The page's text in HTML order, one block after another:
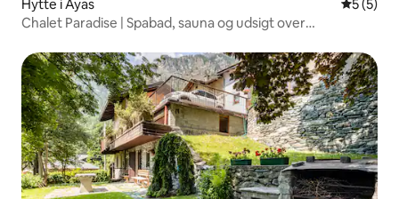
Hytte i Ayas 5 ud af 5
5 (5)
Chalet Paradise | Spabad, sauna og udsigt over